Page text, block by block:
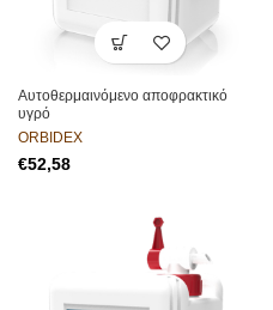
Αυτοθερμαινόμενο αποφρακτικό
υγρό
ORBIDEX
€